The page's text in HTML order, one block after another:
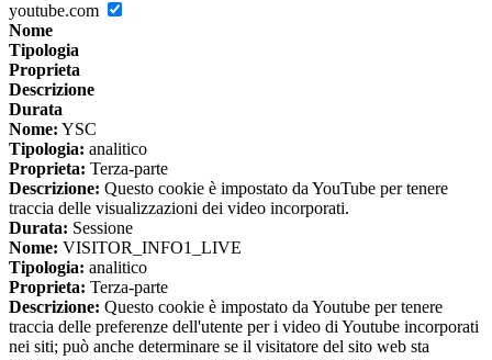
youtube.com
Nome
Tipologia
Proprieta
Descrizione
Durata
Nome: YSC
Tipologia: analitico
Proprieta: Terza-parte
Descrizione: Questo cookie è impostato da YouTube per tenere
traccia delle visualizzazioni dei video incorporati.
Durata: Sessione
Nome: VISITOR_INFO1_LIVE
Tipologia: analitico
Proprieta: Terza-parte
Descrizione: Questo cookie è impostato da Youtube per tenere
traccia delle preferenze dell'utente per i video di Youtube incorporati
nei siti; può anche determinare se il visitatore del sito web sta